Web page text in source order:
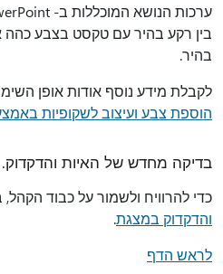
בין רקע בהיר עם טקסט בצבע
בהיר.
לקבלת מידע נוסף אודות אופן
הוספת צבע ועיצוב לשקופיות
בדיקה מחדש של האיות והדקדוק.
כדי להרוויח ולשמור על כבוד הקהל,
והדקדוק במצגת.
לראש הדף